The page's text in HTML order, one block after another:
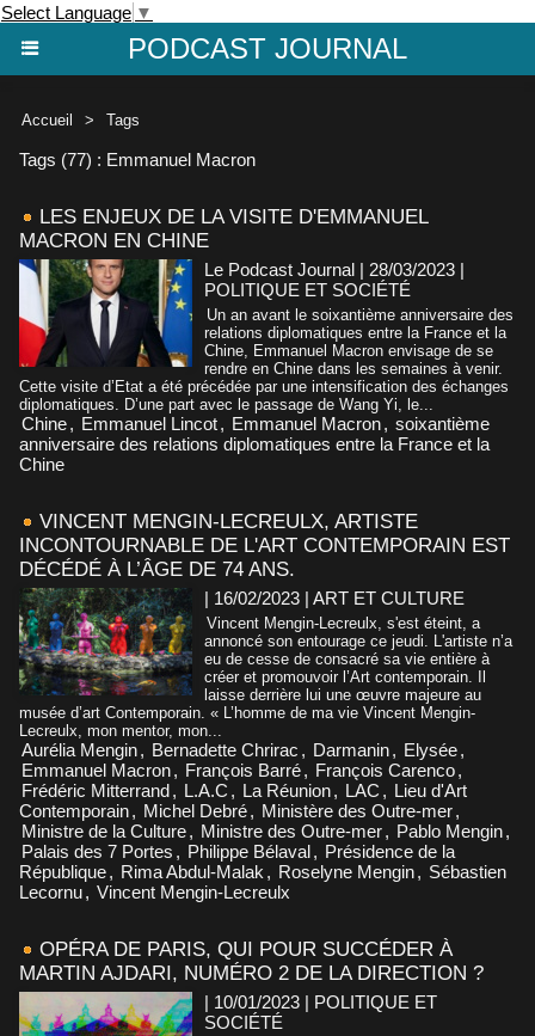
Select Language ▼
PODCAST JOURNAL
Accueil > Tags
Tags (77) : Emmanuel Macron
LES ENJEUX DE LA VISITE D'EMMANUEL
MACRON EN CHINE
Le Podcast Journal | 28/03/2023 |
POLITIQUE ET SOCIÉTÉ
Un an avant le soixantième anniversaire des
relations diplomatiques entre la France et la
Chine, Emmanuel Macron envisage de se
rendre en Chine dans les semaines à venir.
Cette visite d’Etat a été précédée par une intensification des échanges
diplomatiques. D’une part avec le passage de Wang Yi, le...
Chine, Emmanuel Lincot, Emmanuel Macron, soixantième
anniversaire des relations diplomatiques entre la France et la
Chine
VINCENT MENGIN-LECREULX, ARTISTE
INCONTOURNABLE DE L'ART CONTEMPORAIN EST
DÉCÉDÉ À L’ÂGE DE 74 ANS.
| 16/02/2023 | ART ET CULTURE
Vincent Mengin-Lecreulx, s'est éteint, a
annoncé son entourage ce jeudi. L'artiste n’a
eu de cesse de consacré sa vie entière à
créer et promouvoir l’Art contemporain. Il
laisse derrière lui une œuvre majeure au
musée d’art Contemporain. « L’homme de ma vie Vincent Mengin-
Lecreulx, mon mentor, mon...
Aurélia Mengin, Bernadette Chrirac , Darmanin, Elysée,
Emmanuel Macron, François Barré, François Carenco,
Frédéric Mitterrand, L.A.C , La Réunion, LAC , Lieu d'Art
Contemporain, Michel Debré, Ministère des Outre-mer,
Ministre de la Culture, Ministre des Outre-mer, Pablo Mengin,
Palais des 7 Portes , Philippe Bélaval, Présidence de la
République, Rima Abdul-Malak , Roselyne Mengin, Sébastien
Lecornu, Vincent Mengin-Lecreulx
OPÉRA DE PARIS, QUI POUR SUCCÉDER À
MARTIN AJDARI, NUMÉRO 2 DE LA DIRECTION ?
| 10/01/2023 | POLITIQUE ET
SOCIÉTÉ